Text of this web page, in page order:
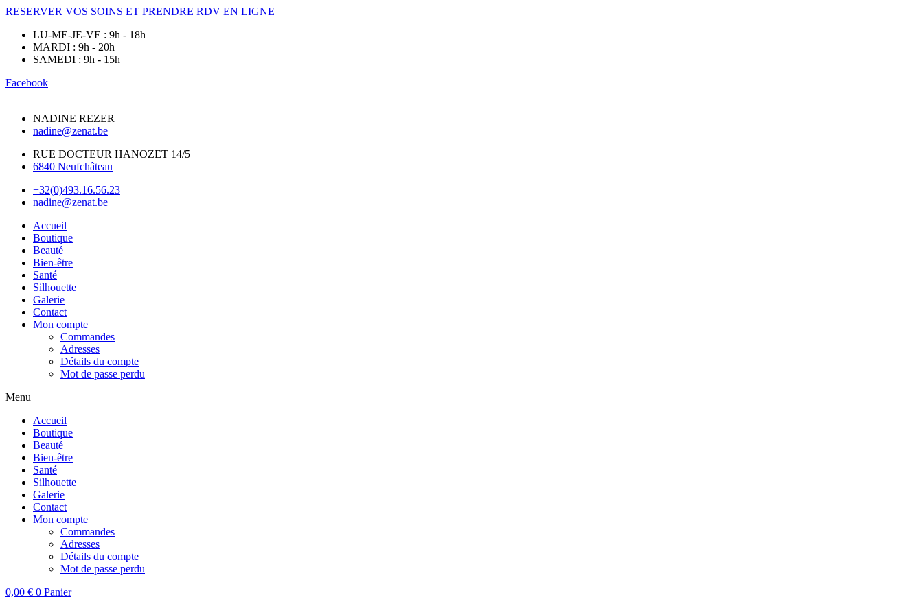
RESERVER VOS SOINS ET PRENDRE RDV EN LIGNE
LU-ME-JE-VE : 9h - 18h
MARDI : 9h - 20h
SAMEDI : 9h - 15h
Facebook
NADINE REZER
nadine@zenat.be
RUE DOCTEUR HANOZET 14/5
6840 Neufchâteau
+32(0)493.16.56.23
nadine@zenat.be
Accueil
Boutique
Beauté
Bien-être
Santé
Silhouette
Galerie
Contact
Mon compte
Commandes
Adresses
Détails du compte
Mot de passe perdu
Menu
Accueil
Boutique
Beauté
Bien-être
Santé
Silhouette
Galerie
Contact
Mon compte
Commandes
Adresses
Détails du compte
Mot de passe perdu
0,00 € 0 Panier